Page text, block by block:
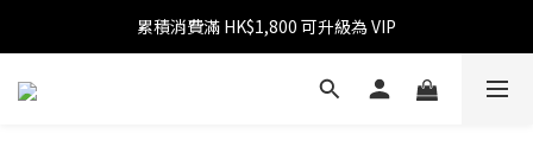
消費滿 HK$599 免運費
累積消費滿 HK$1,800 可升級為 VIP
消費滿 HK$1,800 可享 9 折優惠